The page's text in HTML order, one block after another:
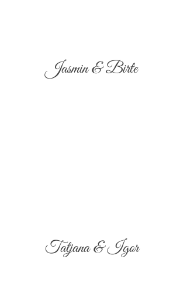
Jasmin & Birte
Tatjana & Igor